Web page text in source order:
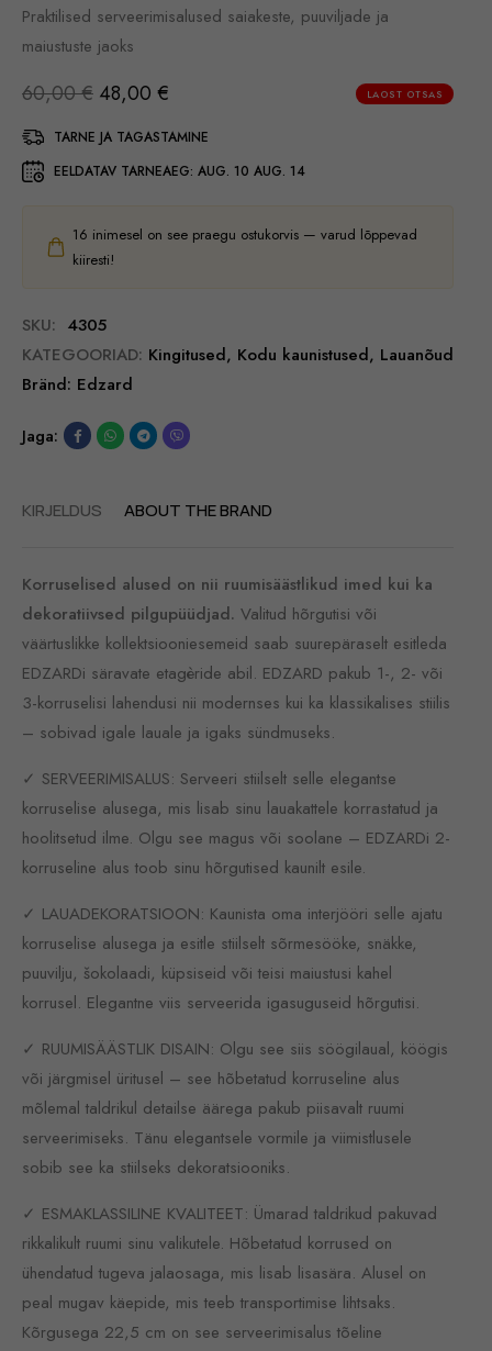
Praktilised serveerimisalused saiakeste, puuviljade ja
maiustuste jaoks
60,00€ 48,00 € LAOST OTSAS
TARNE JA TAGASTAMINE
EELDATAV TARNEAEG: AUG. 10 AUG. 14
16 inimesel on see praegu ostukorvis — varud lõppevad
kiiresti!
SKU: 4305
KATEGOORIAD: Kingitused, Kodu kaunistused, Lauanõud
Bränd: Edzard
Jaga:
KIRJELDUS ABOUT THE BRAND
Korruselised alused on nii ruumisäästlikud imed kui ka
dekoratiivsed pilgupüüdjad. Valitud hõrgutisi või
väärtuslikke kollektsiooniesemeid saab suurepäraselt esitleda
EDZARDi säravate etagèride abil. EDZARD pakub 1-, 2- või
3-korruselisi lahendusi nii modernses kui ka klassikalises stiilis
– sobivad igale lauale ja igaks sündmuseks.
✓ SERVEERIMISALUS: Serveeri stiilselt selle elegantse
korruselise alusega, mis lisab sinu lauakattele korrastatud ja
hoolitsetud ilme. Olgu see magus või soolane – EDZARDi 2-
korruseline alus toob sinu hõrgutised kaunilt esile.
✓ LAUADEKORATSIOON: Kaunista oma interjööri selle ajatu
korruselise alusega ja esitle stiilselt sõrmesööke, snäkke,
puuvilju, šokolaadi, küpsiseid või teisi maiustusi kahel
korrusel. Elegantne viis serveerida igasuguseid hõrgutisi.
✓ RUUMISÄÄSTLIK DISAIN: Olgu see siis söögilaual, köögis
või järgmisel üritusel – see hõbetatud korruseline alus
mõlemal taldrikul detailse äärega pakub piisavalt ruumi
serveerimiseks. Tänu elegantsele vormile ja viimistlusele
sobib see ka stiilseks dekoratsiooniks.
✓ ESMAKLASSILINE KVALITEET: Ümarad taldrikud pakuvad
rikkalikult ruumi sinu valikutele. Hõbetatud korrused on
ühendatud tugeva jalaosaga, mis lisab lisasära. Alusel on
peal mugav käepide, mis teeb transportimise lihtsaks.
Kõrgusega 22,5 cm on see serveerimisalus tõeline